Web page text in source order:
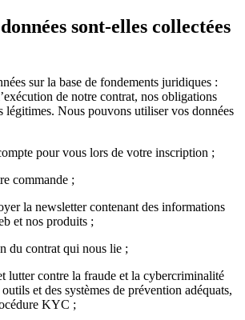
sont-elles collectées
sur la base de fondements juridiques :
de notre contrat, nos obligations
légitimes. Nous pouvons utiliser vos données
pour vous lors de votre inscription ;
commande ;
la newsletter contenant des informations
et nos produits ;
du contrat qui nous lie ;
lutter contre la fraude et la cybercriminalité
et des systèmes de prévention adéquats,
KYC ;